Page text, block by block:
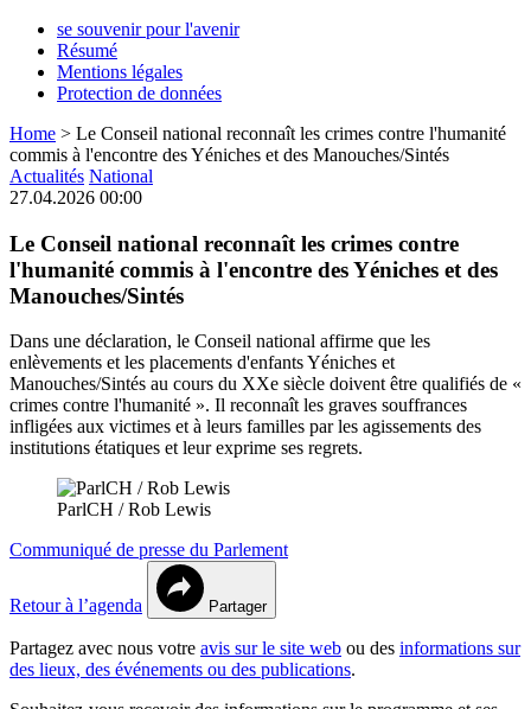
se souvenir pour l'avenir
Résumé
Mentions légales
Protection de données
Home > Le Conseil national reconnaît les crimes contre l'humanité
commis à l'encontre des Yéniches et des Manouches/Sintés
Actualités National
27.04.2026 00:00
Le Conseil national reconnaît les crimes contre
l'humanité commis à l'encontre des Yéniches et des
Manouches/Sintés
Dans une déclaration, le Conseil national affirme que les
enlèvements et les placements d'enfants Yéniches et
Manouches/Sintés au cours du XXe siècle doivent être qualifiés de «
crimes contre l'humanité ». Il reconnaît les graves souffrances
infligées aux victimes et à leurs familles par les agissements des
institutions étatiques et leur exprime ses regrets.
ParlCH / Rob Lewis
Communiqué de presse du Parlement
Retour à l’agenda Partager
Partagez avec nous votre avis sur le site web ou des informations sur
des lieux, des événements ou des publications.